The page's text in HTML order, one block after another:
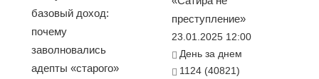
базовый доход:
почему
заволновались
адепты «старого»
преступление»
23.01.2025 12:00
День за днем
1124 (40821)